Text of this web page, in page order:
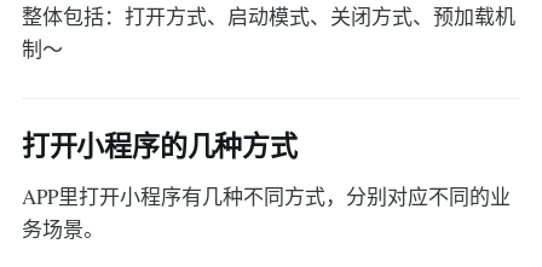
整体包括：打开方式、启动模式、关闭方式、预加载机
制～
打开小程序的几种方式
APP里打开小程序有几种不同方式，分别对应不同的业
务场景。